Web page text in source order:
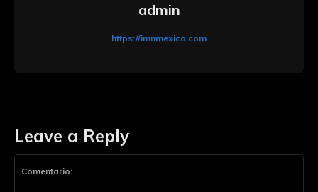
Leave a Reply
admin
https://imnmexico.com